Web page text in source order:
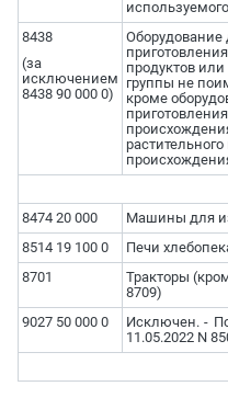
8438
(за
исключением
8438 90 000 0)
продуктов
группы не
кроме
8474 20 000
Машины для
8514 19 100 0
Печи
8701
Тракторы
8709)
9027 50 000 0
Исключен. -
11.05.2022 N